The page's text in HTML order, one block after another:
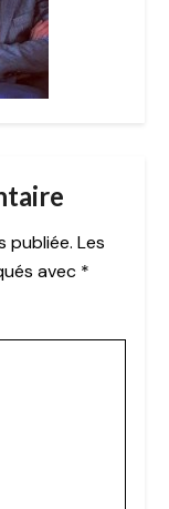
publiée. Les
avec *